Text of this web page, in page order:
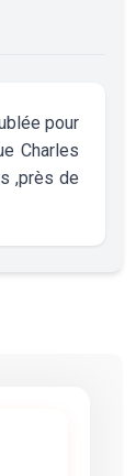
pour
Charles
,près de